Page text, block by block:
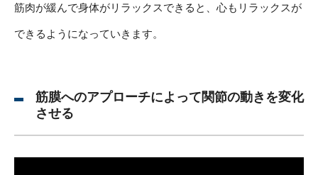
筋肉が緩んで身体がリラックスできると、心もリラックスが
できるようになっていきます。
筋膜へのアプローチによって関節の動きを変化
させる